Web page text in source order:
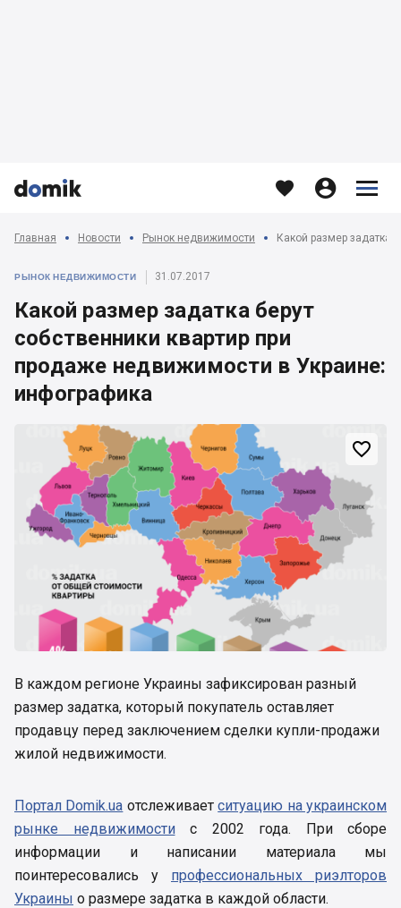


   


Главная Новости Рынок недвижимости
РЫНОК НЕДВИЖИМОСТИ 31.07.2017
Какой размер задатка берут
собственники квартир при
продаже недвижимости в Украине:
инфографика

В каждом регионе Украины зафиксирован разный
размер задатка, который покупатель оставляет
продавцу перед заключением сделки купли-продажи
жилой недвижимости.
Портал Domik.ua отслеживаетситуацию на украинском
рынке недвижимостис 2002 года. При сборе
информации и написании материала мы
поинтересовались у профессиональных риэлторов
Украины о размере задатка в каждой области.